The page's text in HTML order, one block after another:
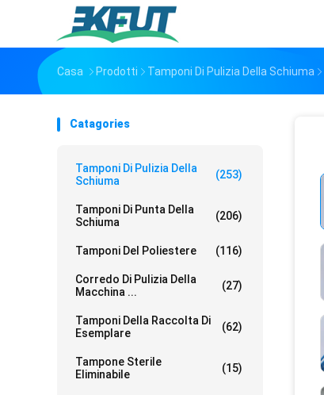
Casa Prodotti Tamponi Di Pulizia Della Schiuma
Catagories
Tamponi Di Pulizia Della
Schiuma
(253)
Tamponi Di Punta Della
Schiuma
(206)
Tamponi Del Poliestere (116)
Corredo Di Pulizia Della
Macchina ...
(27)
Tamponi Della Raccolta Di
Esemplare
(62)
Tampone Sterile
Eliminabile
(15)